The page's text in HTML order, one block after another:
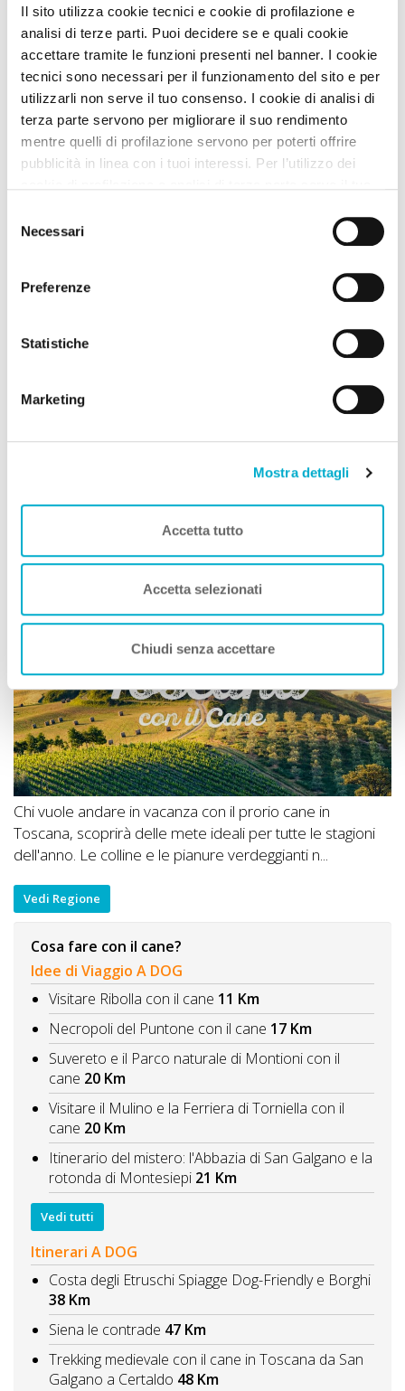
Il sito utilizza cookie tecnici e cookie di profilazione e
analisi di terze parti. Puoi decidere se e quali cookie
accettare tramite le funzioni presenti nel banner. I cookie
tecnici sono necessari per il funzionamento del sito e per
utilizzarli non serve il tuo consenso. I cookie di analisi di
terza parte servono per migliorare il suo rendimento
mentre quelli di profilazione servono per poterti offrire
pubblicità in linea con i tuoi interessi. Per l’utilizzo dei
senza accettare” verranno installati solo i cookie tecnici.
Cliccando il pulsante “Accetta tutto” acconsenti all’utilizzo
di tutti i cookie. Cliccando il pulsante “mostra dettagli”
troverai le varie categorie di cookie e potrai accettare o
tue scelte. Puoi modificare le tue scelte in ogni momento.
delNecessari
Preferenze
Statistiche
Marketing
Mostra dettagli
Accetta tutto
Accetta selezionati
Chiudi senza accettare
CIN
IT053015C2M3O5PXKB - IT053015C27ILZDYIV -
IT053015C27I9VX63G - IT053015C2G5KQAXYM
Nei Dintorni
+
Toscana A DOG
Chi vuole andare in vacanza con il prorio cane in
Toscana, scoprirà delle mete ideali per tutte le stagioni
dell'anno. Le colline e le pianure verdeggianti n...
Vedi Regione
Cosa fare con il cane?
Idee di Viaggio A DOG
Visitare Ribolla con il cane 11 Km
Necropoli del Puntone con il cane 17 Km
Suvereto e il Parco naturale di Montioni con il
cane 20 Km
Visitare il Mulino e la Ferriera di Torniella con il
cane 20 Km
Itinerario del mistero: l'Abbazia di San Galgano e la
rotonda di Montesiepi 21 Km
Vedi tutti
Itinerari A DOG
Costa degli Etruschi Spiagge Dog-Friendly e Borghi
38 Km
Siena le contrade 47 Km
Trekking medievale con il cane in Toscana da San
Galgano a Certaldo 48 Km